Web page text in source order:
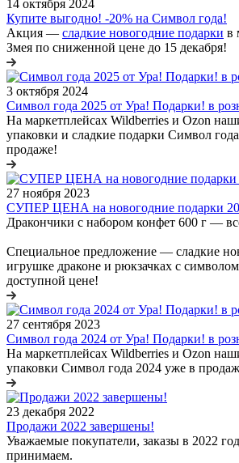
14 октября 2024
Купите выгодно! -20% на Символ года!
Акция — сладкие новогодние подарки в
Змея по сниженной цене до 15 декабря!
3 октября 2024
Символ года 2025 от Ура! Подарки! в
На маркетплейсах Wildberries и Ozon
упаковки и сладкие подарки Символ
продаже!
27 ноября 2023
СУПЕР ЦЕНА на новогодние подарки
Дракончики с набором конфет 600 г —
Специальное предложение — сладкие
игрушке драконе и рюкзачках с
доступной цене!
27 сентября 2023
Символ года 2024 от Ура! Подарки! в
На маркетплейсах Wildberries и Ozon
упаковки Символ года 2024 уже в
23 декабря 2022
Продажи 2022 завершены!
Уважаемые покупатели, заказы в 2022
принимаем.